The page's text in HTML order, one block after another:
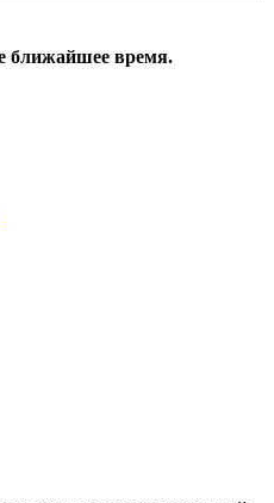
ближайшее время.